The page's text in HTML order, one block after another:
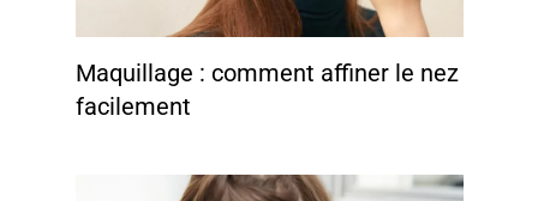
Maquillage : comment affiner le nez
facilement